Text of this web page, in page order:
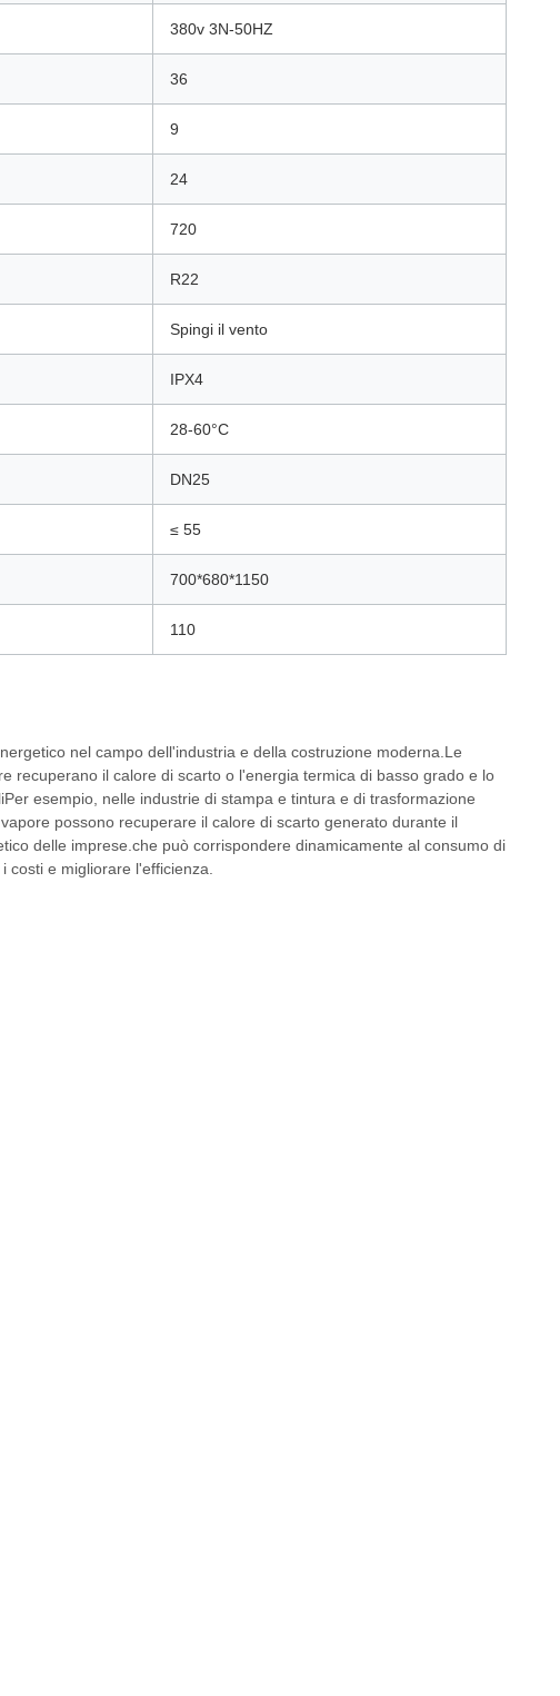
380v 3N-50HZ
36
9
24
720
R22
Spingi il vento
IPX4
28-60°C
DN25
≤ 55
700*680*1150
110
nel campo dell'industria e della costruzione moderna.Le
recuperano il calore di scarto o l'energia termica di basso grado e lo
esempio, nelle industrie di stampa e tintura e di trasformazione
possono recuperare il calore di scarto generato durante il
delle imprese.che può corrispondere dinamicamente al consumo di
e migliorare l'efficienza.